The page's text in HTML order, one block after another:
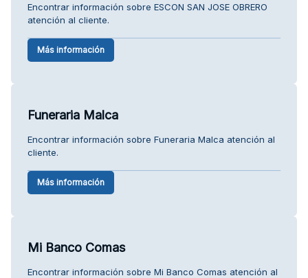
Encontrar información sobre ESCON SAN JOSE OBRERO
atención al cliente.
Más información
Funeraria Malca
Encontrar información sobre Funeraria Malca atención al
cliente.
Más información
Mi Banco Comas
Encontrar información sobre Mi Banco Comas atención al